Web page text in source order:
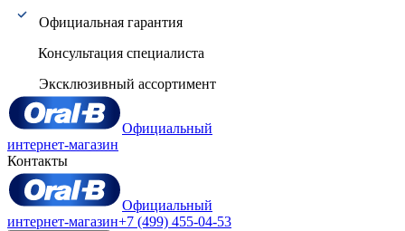
Официальная гарантия
Консультация специалиста
Эксклюзивный ассортимент
Официальный
интернет-магазин
Контакты
Официальный
интернет-магазин+7 (499) 455-04-53